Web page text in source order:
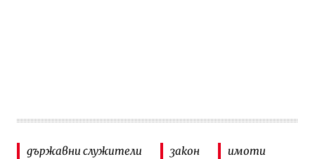
държавни служители закон имоти